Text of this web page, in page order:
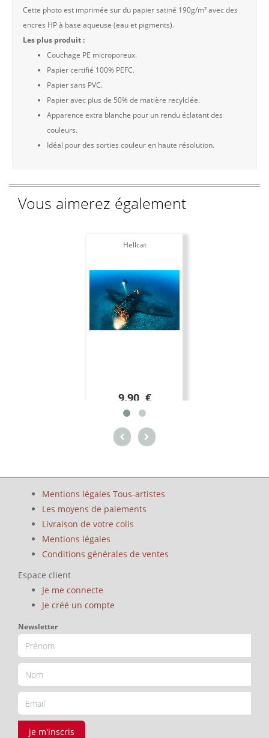
Cette photo est imprimée sur du papier satiné 190g/m² avec des
encres HP à base aqueuse (eau et pigments).
Les plus produit :
Couchage PE microporeux.
Papier certifié 100% PEFC.
Papier sans PVC.
Papier avec plus de 50% de matière recylclée.
Apparence extra blanche pour un rendu éclatant des
couleurs.
Idéal pour des sorties couleur en haute résolution.
Vous aimerez également
Hellcat
9.90 €
Mentions légales Tous-artistes
Les moyens de paiements
Livraison de votre colis
Mentions légales
Conditions générales de ventes
Espace client
Je me connecte
Je créé un compte
Newsletter
je m'inscris